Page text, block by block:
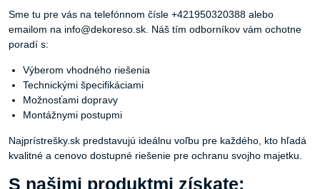
Sme tu pre vás na telefónnom čísle +421950320388 alebo
emailom na info@dekoreso.sk. Náš tím odborníkov vám ochotne
poradí s:
Výberom vhodného riešenia
Technickými špecifikáciami
Možnosťami dopravy
Montážnymi postupmi
Najprístrešky.sk predstavujú ideálnu voľbu pre každého, kto hľadá
kvalitné a cenovo dostupné riešenie pre ochranu svojho majetku.
S našimi produktmi získate: